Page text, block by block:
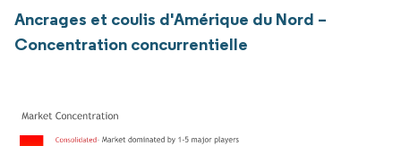
Ancrages et coulis d'Amérique du Nord –
Concentration concurrentielle